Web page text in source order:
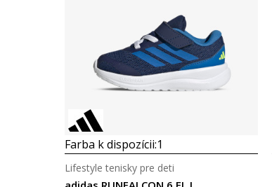
Farba k dispozícii:1
Lifestyle tenisky pre deti